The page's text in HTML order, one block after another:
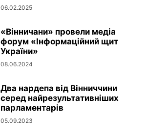
06.02.2025
«Вінничани» провели медіа
форум «Інформаційний щит
України»
08.06.2024
Два нардепа від Вінниччини
серед найрезультативніших
парламентарів
05.09.2023